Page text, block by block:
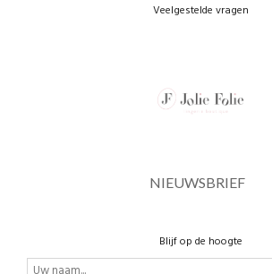
Veelgestelde vragen
NIEUWSBRIEF
Blijf op de hoogte